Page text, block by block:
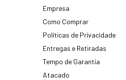
Empresa
Como Comprar
Políticas de Privacidade
Entregas e Retiradas
Tempo de Garantia
Atacado